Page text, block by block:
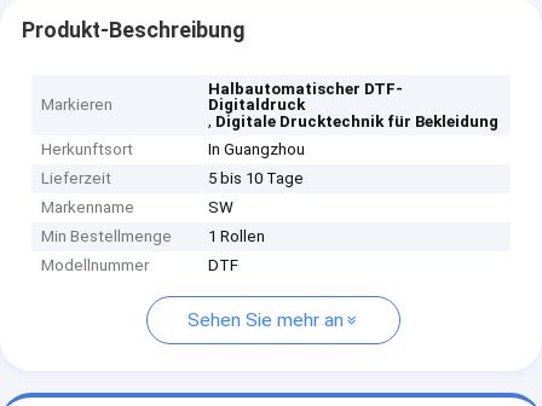
Produkt-Beschreibung
Markieren
Halbautomatischer DTF-
Digitaldruck
, Digitale Drucktechnik für Bekleidung
Herkunftsort
In Guangzhou
Lieferzeit
5 bis 10 Tage
Markenname
SW
Min Bestellmenge
1 Rollen
Modellnummer
DTF
Sehen Sie mehr an